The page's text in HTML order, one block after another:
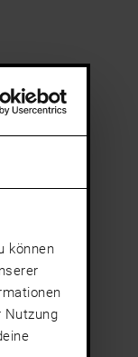
können
Nutzung